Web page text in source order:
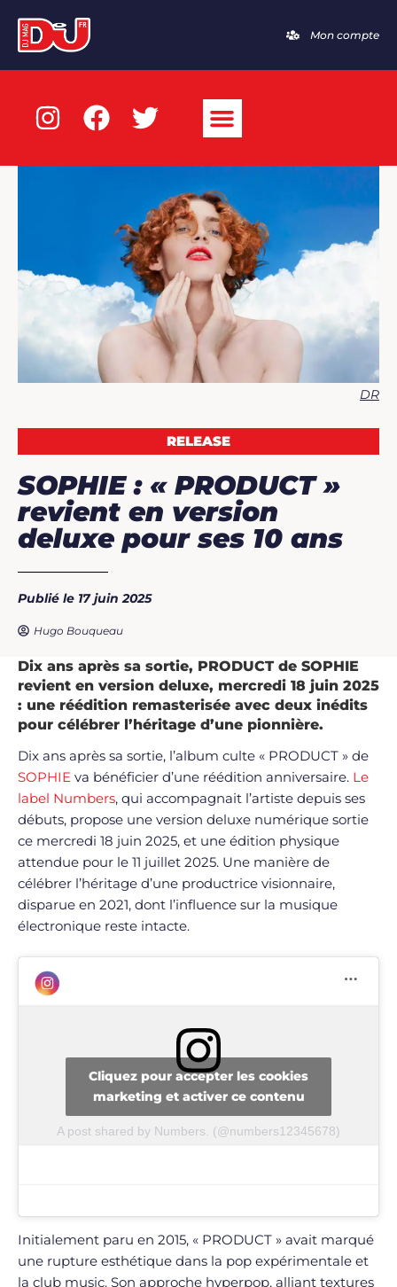
Mon compte
DR
RELEASE
SOPHIE : « PRODUCT »
revient en version
deluxe pour ses 10 ans
Publié le 17 juin 2025
Hugo Bouqueau
Dix ans après sa sortie, PRODUCT de SOPHIE
revient en version deluxe, mercredi 18 juin 2025
: une réédition remasterisée avec deux inédits
pour célébrer l’héritage d’une pionnière.
Dix ans après sa sortie, l’album culte « PRODUCT » de
SOPHIE va bénéficier d’une réédition anniversaire. Le
label Numbers, qui accompagnait l’artiste depuis ses
débuts, propose une version deluxe numérique sortie
ce mercredi 18 juin 2025, et une édition physique
attendue pour le 11 juillet 2025. Une manière de
célébrer l’héritage d’une productrice visionnaire,
disparue en 2021, dont l’influence sur la musique
électronique reste intacte.
A post shared by Numbers. (@numbers12345678)
Cliquez pour accepter les cookies
marketing et activer ce contenu
Initialement paru en 2015, « PRODUCT » avait marqué
une rupture esthétique dans la pop expérimentale et
la club music. Son approche hyperpop, alliant textures